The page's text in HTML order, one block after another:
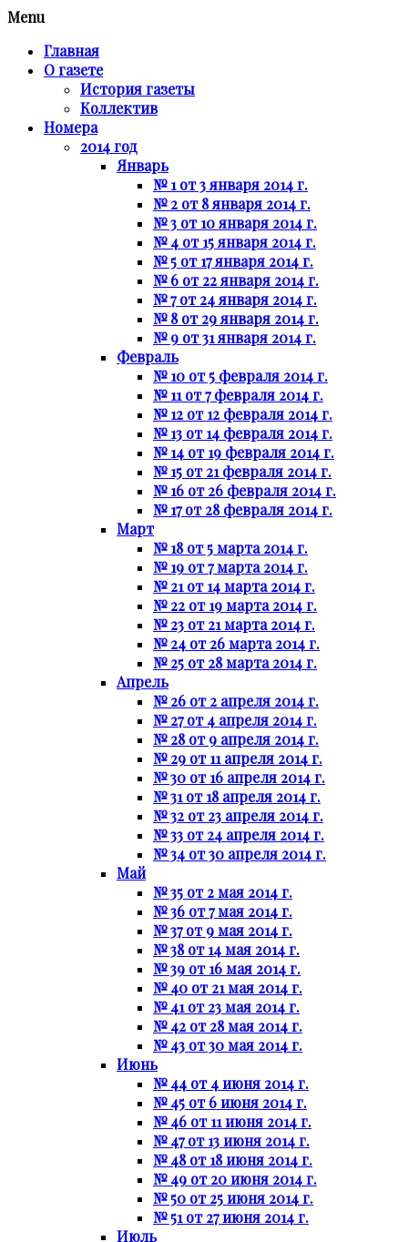
Menu
Главная
О газете
История газеты
Коллектив
Номера
2014 год
Январь
№ 1 от 3 января 2014 г.
№ 2 от 8 января 2014 г.
№ 3 от 10 января 2014 г.
№ 4 от 15 января 2014 г.
№ 5 от 17 января 2014 г.
№ 6 от 22 января 2014 г.
№ 7 от 24 января 2014 г.
№ 8 от 29 января 2014 г.
№ 9 от 31 января 2014 г.
Февраль
№ 10 от 5 февраля 2014 г.
№ 11 от 7 февраля 2014 г.
№ 12 от 12 февраля 2014 г.
№ 13 от 14 февраля 2014 г.
№ 14 от 19 февраля 2014 г.
№ 15 от 21 февраля 2014 г.
№ 16 от 26 февраля 2014 г.
№ 17 от 28 февраля 2014 г.
Март
№ 18 от 5 марта 2014 г.
№ 19 от 7 марта 2014 г.
№ 21 от 14 марта 2014 г.
№ 22 от 19 марта 2014 г.
№ 23 от 21 марта 2014 г.
№ 24 от 26 марта 2014 г.
№ 25 от 28 марта 2014 г.
Апрель
№ 26 от 2 апреля 2014 г.
№ 27 от 4 апреля 2014 г.
№ 28 от 9 апреля 2014 г.
№ 29 от 11 апреля 2014 г.
№ 30 от 16 апреля 2014 г.
№ 31 от 18 апреля 2014 г.
№ 32 от 23 апреля 2014 г.
№ 33 от 24 апреля 2014 г.
№ 34 от 30 апреля 2014 г.
Май
№ 35 от 2 мая 2014 г.
№ 36 от 7 мая 2014 г.
№ 37 от 9 мая 2014 г.
№ 38 от 14 мая 2014 г.
№ 39 от 16 мая 2014 г.
№ 40 от 21 мая 2014 г.
№ 41 от 23 мая 2014 г.
№ 42 от 28 мая 2014 г.
№ 43 от 30 мая 2014 г.
Июнь
№ 44 от 4 июня 2014 г.
№ 45 от 6 июня 2014 г.
№ 46 от 11 июня 2014 г.
№ 47 от 13 июня 2014 г.
№ 48 от 18 июня 2014 г.
№ 49 от 20 июня 2014 г.
№ 50 от 25 июня 2014 г.
№ 51 от 27 июня 2014 г.
Июль